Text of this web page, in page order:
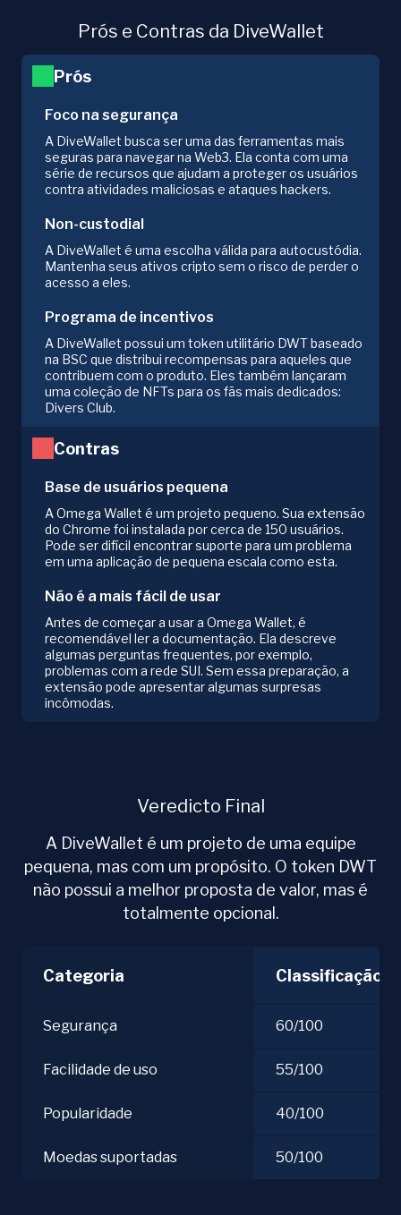
Prós e Contras da DiveWallet
Prós
Foco na segurança
A DiveWallet busca ser uma das ferramentas mais
seguras para navegar na Web3. Ela conta com uma
série de recursos que ajudam a proteger os usuários
contra atividades maliciosas e ataques hackers.
Non-custodial
A DiveWallet é uma escolha válida para autocustódia.
Mantenha seus ativos cripto sem o risco de perder o
acesso a eles.
Programa de incentivos
A DiveWallet possui um token utilitário DWT baseado
na BSC que distribui recompensas para aqueles que
contribuem com o produto. Eles também lançaram
uma coleção de NFTs para os fãs mais dedicados:
Divers Club.
Contras
Base de usuários pequena
A Omega Wallet é um projeto pequeno. Sua extensão
do Chrome foi instalada por cerca de 150 usuários.
Pode ser difícil encontrar suporte para um problema
em uma aplicação de pequena escala como esta.
Não é a mais fácil de usar
Antes de começar a usar a Omega Wallet, é
recomendável ler a documentação. Ela descreve
algumas perguntas frequentes, por exemplo,
problemas com a rede SUI. Sem essa preparação, a
extensão pode apresentar algumas surpresas
incômodas.
Veredicto Final
A DiveWallet é um projeto de uma equipe
pequena, mas com um propósito. O token DWT
não possui a melhor proposta de valor, mas é
totalmente opcional.
Categoria Classificação
Segurança 60/100
Facilidade de uso 55/100
Popularidade 40/100
Moedas suportadas 50/100